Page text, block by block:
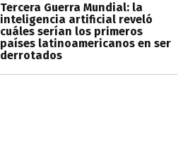
Tercera Guerra Mundial: la
inteligencia artificial reveló
cuáles serían los primeros
países latinoamericanos en ser
derrotados